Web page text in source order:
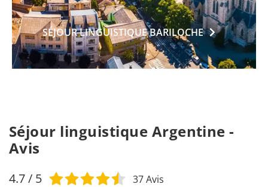
SÉJOUR LINGUISTIQUEBARILOCHE
Séjour linguistique Argentine -
Avis
4.7/ 5 37Avis